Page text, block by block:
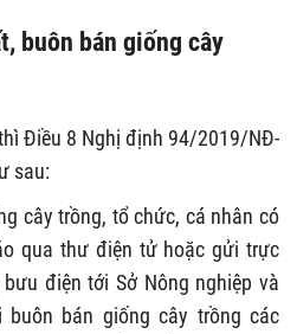
buôn bán giống cây
Điều 8 Nghị định 94/2019/NĐ-
sau:
cây trồng, tổ chức, cá nhân có
qua thư điện tử hoặc gửi trực
điện tới Sở Nông nghiệp và
buôn bán giống cây trồng các